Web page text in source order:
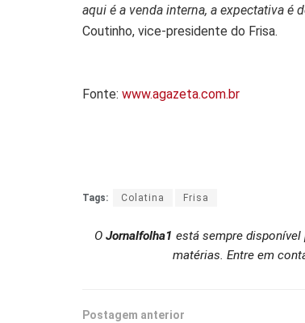
aqui é a venda interna, a expectativa é
Coutinho, vice-presidente do Frisa.
Fonte: www.agazeta.com.br
Tags: Colatina Frisa
O Jornalfolha1 está sempre
matérias. Entre em
Postagem anterior